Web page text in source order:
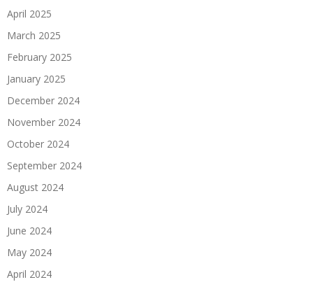
April 2025
March 2025
February 2025
January 2025
December 2024
November 2024
October 2024
September 2024
August 2024
July 2024
June 2024
May 2024
April 2024